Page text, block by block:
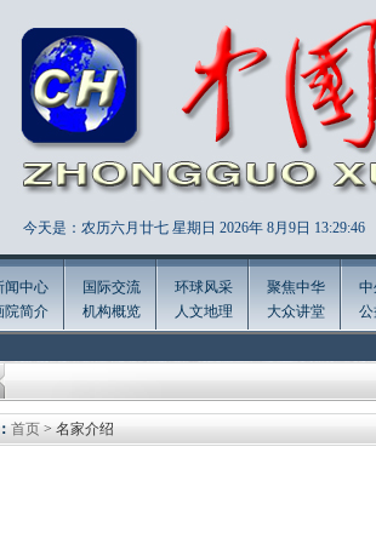
今天是：农历六月廿七 星期日 2026年 8月9日 13:29:47
闻中心
院简介
国际交流
机构概览
环球风采
人文地理
聚焦中华
大众讲堂
中
公
首页> 名家介绍